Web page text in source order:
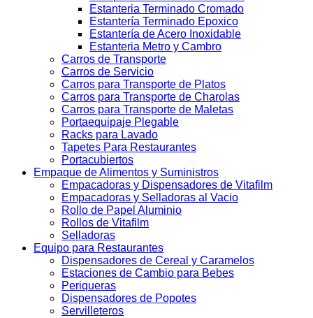
Estanteria Terminado Cromado
Estantería Terminado Epoxico
Estantería de Acero Inoxidable
Estanteria Metro y Cambro
Carros de Transporte
Carros de Servicio
Carros para Transporte de Platos
Carros para Transporte de Charolas
Carros para Transporte de Maletas
Portaequipaje Plegable
Racks para Lavado
Tapetes Para Restaurantes
Portacubiertos
Empaque de Alimentos y Suministros
Empacadoras y Dispensadores de Vitafilm
Empacadoras y Selladoras al Vacio
Rollo de Papel Aluminio
Rollos de Vitafilm
Selladoras
Equipo para Restaurantes
Dispensadores de Cereal y Caramelos
Estaciones de Cambio para Bebes
Periqueras
Dispensadores de Popotes
Servilleteros